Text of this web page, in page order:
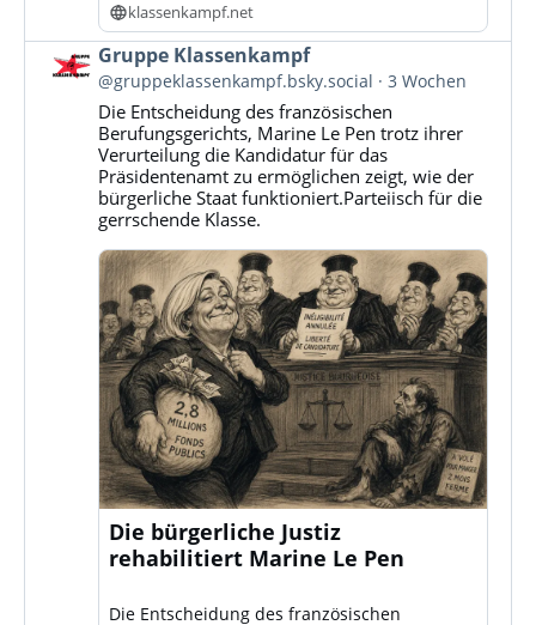
klassenkampf.net
Beitrag
von
Gruppe
Klassenkampf
Bluesky
ansehen
Gruppe Klassenkampf
@gruppeklassenkampf.bsky.social 3 Wochen
Die Entscheidung des französischen
Berufungsgerichts, Marine Le Pen trotz ihrer
Verurteilung die Kandidatur für das
Präsidentenamt zu ermöglichen zeigt, wie der
bürgerliche Staat funktioniert.Parteiisch für die
gerrschende Klasse.
Die bürgerliche Justiz
rehabilitiert Marine Le Pen
Die Entscheidung des französischen